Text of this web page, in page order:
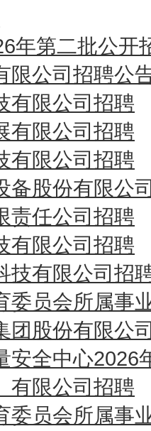
年第二批公开
限公司招聘公
有限公司招聘
有限公司招聘
有限公司招聘
备股份有限公
责任公司招聘
有限公司招聘
技有限公司招
委员会所属事
团股份有限公
安全中心
有限公司招聘
委员会所属事